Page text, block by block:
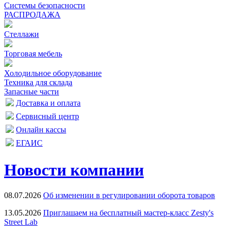
Системы безопасности
РАСПРОДАЖА
Стеллажи
Торговая мебель
Холодильное оборудование
Техника для склада
Запасные части
Доставка и оплата
Сервисный центр
Онлайн кассы
ЕГАИС
Новости компании
08.07.2026 Об изменении в регулировании оборота товаров
13.05.2026 Приглашаем на бесплатный мастер-класс Zesty's
Street Lab